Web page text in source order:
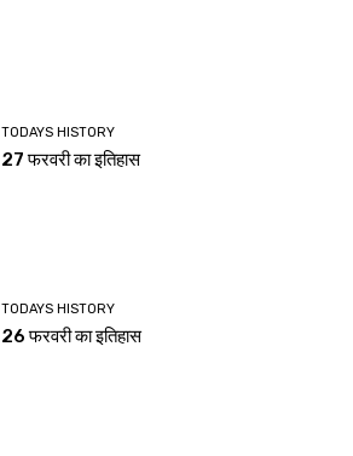
TODAYS HISTORY
27 फरवरी का इतिहास
TODAYS HISTORY
26 फरवरी का इतिहास